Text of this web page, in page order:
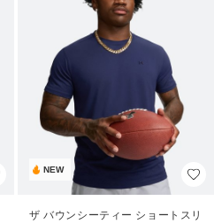
NEW
ザ バウンシーティー ショートスリ